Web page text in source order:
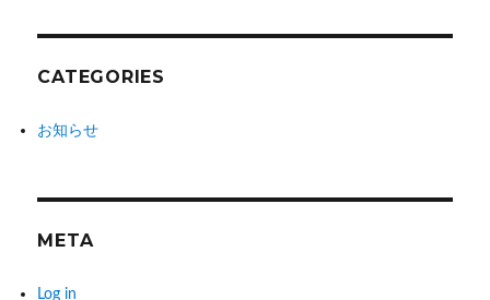
CATEGORIES
お知らせ
META
Log in